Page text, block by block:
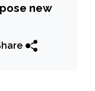
new